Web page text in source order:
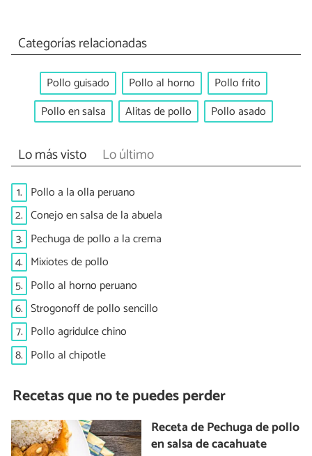
Categorías relacionadas
Pollo guisado Pollo al horno
Pollo frito
Pollo en salsa
Alitas de pollo Pollo asado
Lo más visto Lo último
1. Pollo a la olla peruano
2. Conejo en salsa de la abuela
3. Pechuga de pollo a la crema
4. Mixiotes de pollo
5. Pollo al horno peruano
6. Strogonoff de pollo sencillo
7. Pollo agridulce chino
8. Pollo al chipotle
Recetas que no te puedes perder
Receta de Pechuga de pollo
en salsa de cacahuate